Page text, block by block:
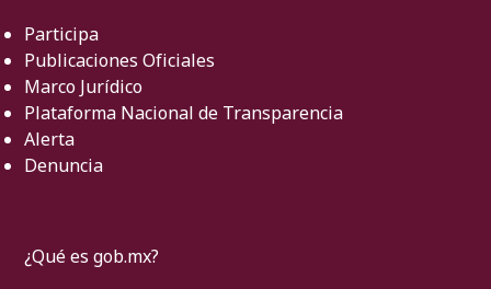
Participa
Publicaciones Oficiales
Marco Jurídico
Plataforma Nacional de Transparencia
Alerta
Denuncia
¿Qué es gob.mx?